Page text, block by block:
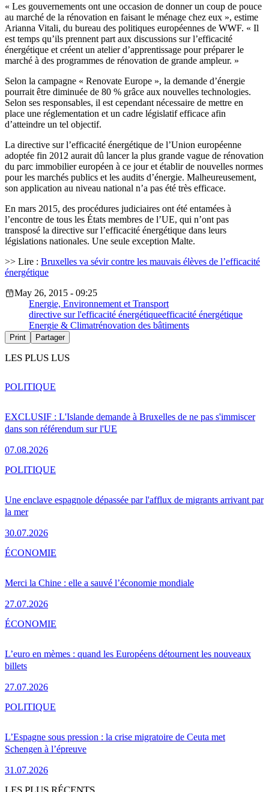
« Les gouvernements ont une occasion de donner un coup de pouce
au marché de la rénovation en faisant le ménage chez eux », estime
Arianna Vitali, du bureau des politiques européennes de WWF. « Il
est temps qu’ils prennent part aux discussions sur l’efficacité
énergétique et créent un atelier d’apprentissage pour préparer le
marché à des programmes de rénovation de grande ampleur. »
Selon la campagne « Renovate Europe », la demande d’énergie
pourrait être diminuée de 80 % grâce aux nouvelles technologies.
Selon ses responsables, il est cependant nécessaire de mettre en
place une réglementation et un cadre législatif efficace afin
d’atteindre un tel objectif.
La directive sur l’efficacité énergétique de l’Union européenne
adoptée fin 2012 aurait dû lancer la plus grande vague de rénovation
du parc immobilier européen à ce jour et établir de nouvelles normes
pour les marchés publics et les audits d’énergie. Malheureusement,
son application au niveau national n’a pas été très efficace.
En mars 2015, des procédures judiciaires ont été entamées à
l’encontre de tous les États membres de l’UE, qui n’ont pas
transposé la directive sur l’efficacité énergétique dans leurs
législations nationales. Une seule exception Malte.
>> Lire : Bruxelles va sévir contre les mauvais élèves de l’efficacité
énergétique
May 26, 2015 - 09:25
Energie, Environnement et Transport
directive sur l'efficacité énergétiqueefficacité énergétique
Energie & Climatrénovation des bâtiments
Print Partager
LES PLUS LUS
EXCLUSIF : L'Islande demande à Bruxelles de ne pas s'immiscer
dans son référendum sur l'UE
07.08.2026
POLITIQUE
Une enclave espagnole dépassée par l'afflux de migrants arrivant par
la mer
30.07.2026
POLITIQUE
Merci la Chine : elle a sauvé l’économie mondiale
27.07.2026
ÉCONOMIE
L’euro en mèmes : quand les Européens détournent les nouveaux
billets
27.07.2026
ÉCONOMIE
L’Espagne sous pression : la crise migratoire de Ceuta met
Schengen à l’épreuve
31.07.2026
POLITIQUE